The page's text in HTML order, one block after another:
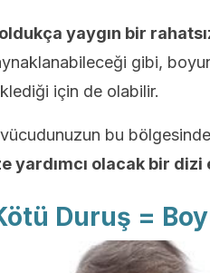
oldukça yaygın bir
gibi,
için de olabilir.
vücudunuzun bu
yardımcı olacak bir dizi
Duruş =